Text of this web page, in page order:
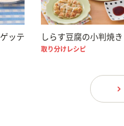
ッテ
しらす豆腐の小判焼き
取り分けレシピ